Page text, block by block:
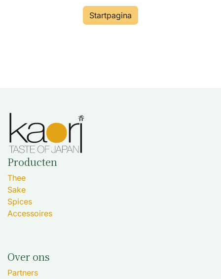
Startpagina
Producten
Thee
Sake
Spices
Accessoires
Over ons
Partners